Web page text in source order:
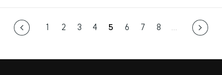
1 2 3 4 5 6 7 8 ...